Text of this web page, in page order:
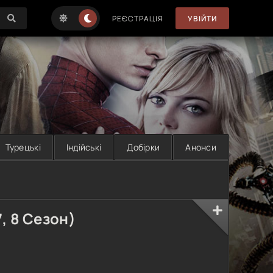
РЕЄСТРАЦІЯ УВІЙТИ
Турецькі Індійські Добірки Анонси
8 Сезон)